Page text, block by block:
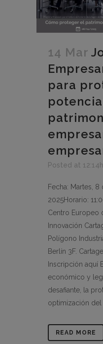
14 Mar
para
Posted at 12:14h
Fecha: Martes,
2025Horario:
Centro Europeo
Innovación
Polígono
Berlín 3F.
Inscripción aquí
económico y
desafiante, la
optimización del
READ MORE